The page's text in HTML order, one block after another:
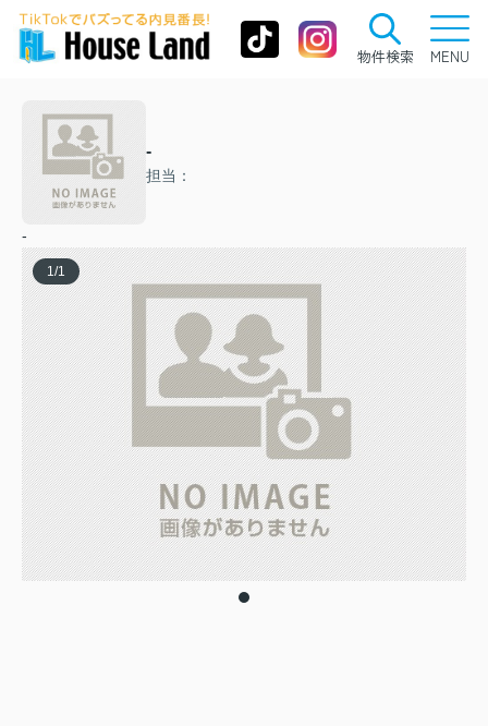
物件検索 MENU
-
担当：
-
1 /1